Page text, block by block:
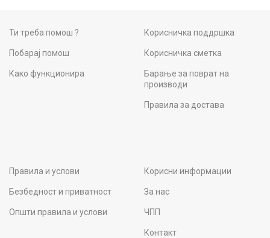
Ти треба помош ?
Побарај помош
Како функционира
Корисничка поддршка
Корисничка сметка
Барање за поврат на
производи
Правила за достава
Правила и услови
Безбедност и приватност
Општи правила и услови
Корисни информации
За нас
ЧПП
Контакт